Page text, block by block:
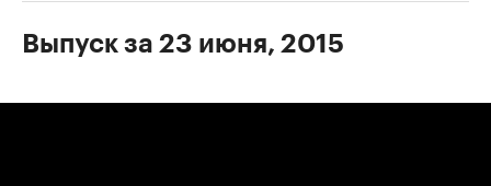
Выпуск за 23 июня, 2015